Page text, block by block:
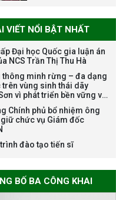
chuyên môn dùng
chung trong
ĐHQGHN
Bảo vệ luận án tiến
sĩ của NCS Trương
Mạnh Tuấn
sĩ của NCS Nguyễn
Thế Thông
VIẾT NỔI BẬT NHẤT
Đại học Quốc gia luận án
NCS Trần Thị Thu Hà
thông minh rừng – đa dạng
trên vùng sinh thái dãy
vì phát triển bền vững và
với biến đổi khí hậu
Chính phủ bổ nhiệm ông
giữ chức vụ Giám đốc
đào tạo tiến sĩ
BỐ BA CÔNG KHAI